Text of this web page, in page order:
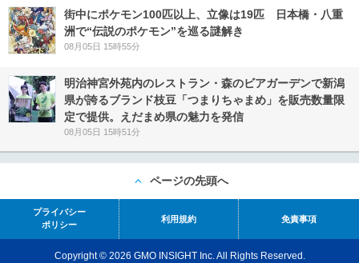
街中にポケモン100匹以上、立像は19匹 日本橋・八重
洲で“伝説のポケモン”を巡る謎解き
08月05日 15時55分
明治神宮外苑内のレストラン・森のビアガーデンで新潟
県が誇るブランド枝豆「つまりちゃまめ」を販売数量限
定で提供。えだまめ県の魅力を発信
08月05日 15時51分
ページの先頭へ
プライバシー
ポリシー
利用規約 免責事項
Copyright © 2026 GMO INSIGHT Inc. All Rights Reserved.